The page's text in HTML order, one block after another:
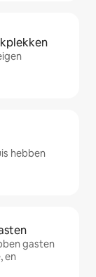
hebben
gasten
en